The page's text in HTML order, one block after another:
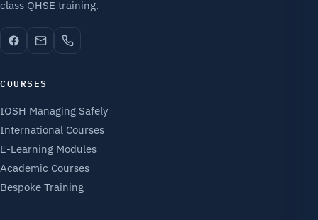
class QHSE training.
COURSES
IOSH Managing Safely
International Courses
E-Learning Modules
Academic Courses
Bespoke Training